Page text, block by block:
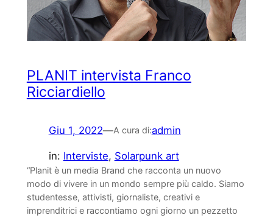
PLANIT intervista Franco
Ricciardiello
Giu 1, 2022—A cura di:admin
in: Interviste, Solarpunk art
“Planit è un media Brand che racconta un nuovo
modo di vivere in un mondo sempre più caldo. Siamo
studentesse, attivisti, giornaliste, creativi e
imprenditrici e raccontiamo ogni giorno un pezzetto